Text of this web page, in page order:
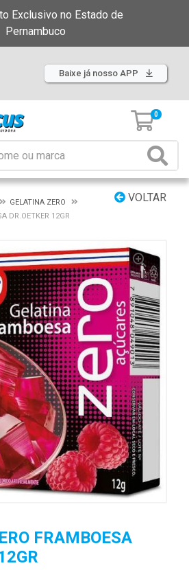
Exclusivo no Estado de
Pernambuco
Baixe já nosso APP
0
VOLTAR
GELATINA ZERO
DR.OETKER 12GR
FRAMBOESA